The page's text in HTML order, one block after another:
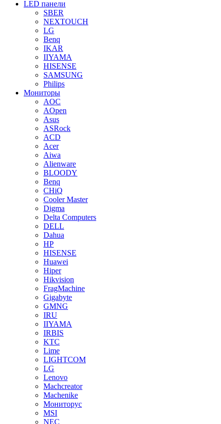
LED панели
SBER
NEXTOUCH
LG
Benq
IKAR
IIYAMA
HISENSE
SAMSUNG
Philips
Мониторы
AOC
AOpen
Asus
ASRock
ACD
Acer
Aiwa
Alienware
BLOODY
Benq
CHiQ
Cooler Master
Digma
Delta Computers
DELL
Dahua
HP
HISENSE
Huawei
Hiper
Hikvision
FragMachine
Gigabyte
GMNG
IRU
IIYAMA
IRBIS
KTC
Lime
LIGHTCOM
LG
Lenovo
Machcreator
Machenike
Мониторус
MSI
NEC